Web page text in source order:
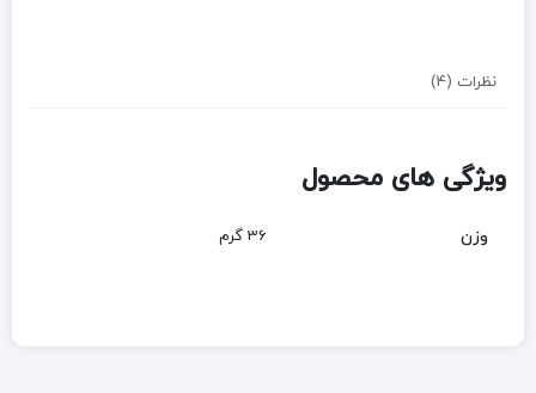
نظرات (4)
ویژگی های محصول
وزن 36 گرم